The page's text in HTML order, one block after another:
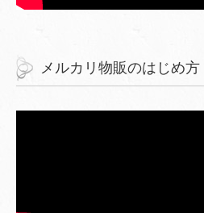
メルカリ物販のはじめ方